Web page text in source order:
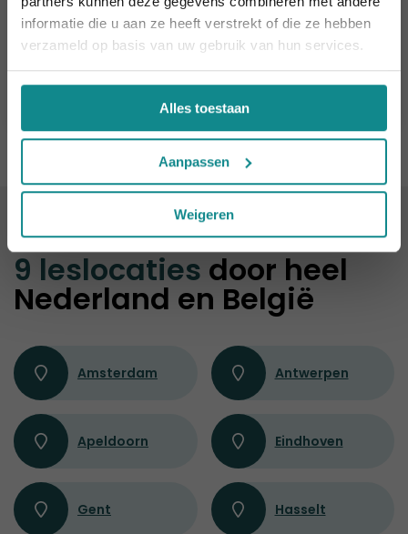
informatie die u aan ze heeft verstrekt of die ze hebben
verzameld op basis van uw gebruik van hun services.
Alles toestaan
Aanpassen
Weigeren
Schoonheidsspecialist(e)
18 - 26 dagen
Meer informatie
ALTIJD IN DE BUURT
9 leslocaties door heel
Nederland en België
Amsterdam Antwerpen
Apeldoorn Eindhoven
Gent Hasselt
Sluiten